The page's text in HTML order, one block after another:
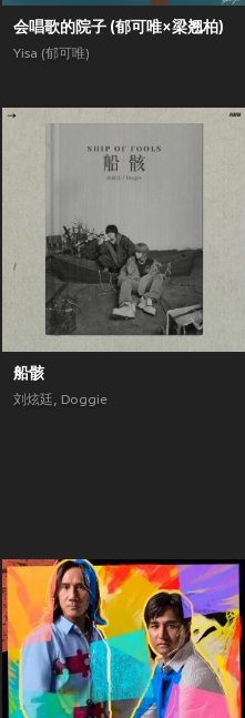
会唱歌的院子 (郁可唯×梁翘柏)
Yisa (郁可唯)
船骸
刘炫廷, Doggie